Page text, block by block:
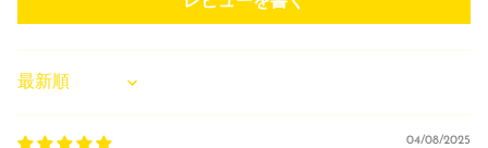
Sort by
04/08/2025